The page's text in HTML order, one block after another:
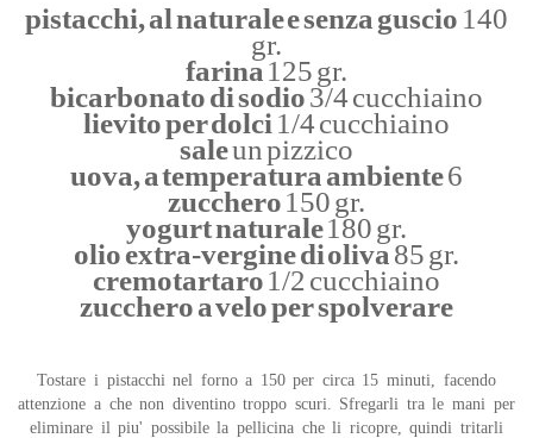
pistacchi, al naturale e senza guscio 140
gr.
farina125 gr.
bicarbonato di sodio3/4 cucchiaino
lievito per dolci 1/4 cucchiaino
saleun pizzico
uova, a temperatura ambiente6
zucchero150 gr.
yogurt naturale180 gr.
olio extra-vergine di oliva85 gr.
cremotartaro1/2 cucchiaino
zucchero a velo per spolverare
Tostare i pistacchi nel forno a 150 per circa 15 minuti, facendo
attenzione a che non diventino troppo scuri. Sfregarli tra le mani per
eliminare il piu' possibile la pellicina che li ricopre, quindi tritarli